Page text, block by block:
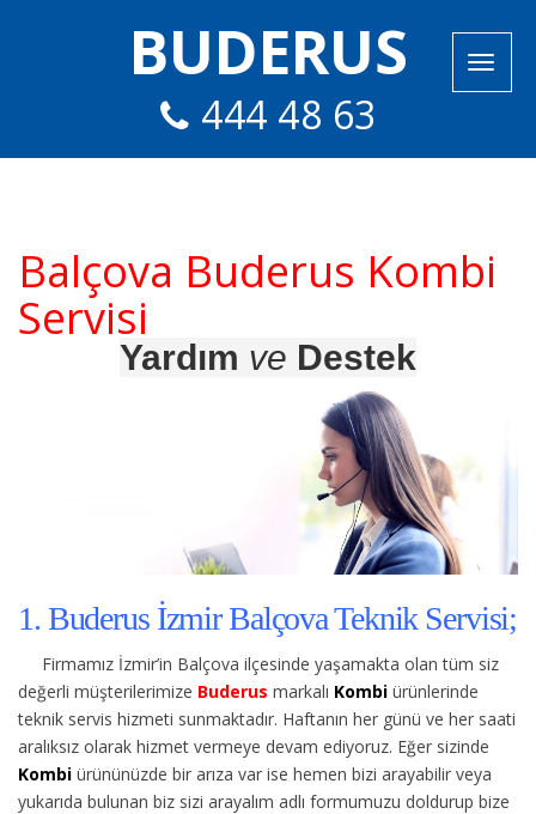
BUDERUS
444 48 63
Balçova Buderus Kombi
Servisi
Yardım ve Destek
1. Buderus İzmir Balçova Teknik Servisi;
Firmamız İzmir’in Balçova ilçesinde yaşamakta olan tüm siz
değerli müşterilerimize Buderus markalı Kombi ürünlerinde
teknik servis hizmeti sunmaktadır. Haftanın her günü ve her saati
aralıksız olarak hizmet vermeye devam ediyoruz. Eğer sizinde
Kombi ürününüzde bir arıza var ise hemen bizi arayabilir veya
yukarıda bulunan biz sizi arayalım adlı formumuzu doldurup bize